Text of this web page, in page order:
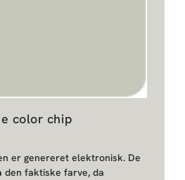
color chip
er genereret elektronisk. De
den faktiske farve, da